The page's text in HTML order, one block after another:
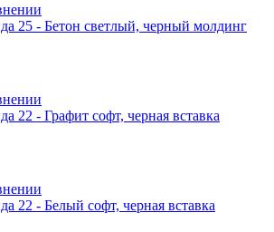
25 - Бетон светлый, черный молдинг
22 - Графит софт, черная вставка
22 - Белый софт, черная вставка